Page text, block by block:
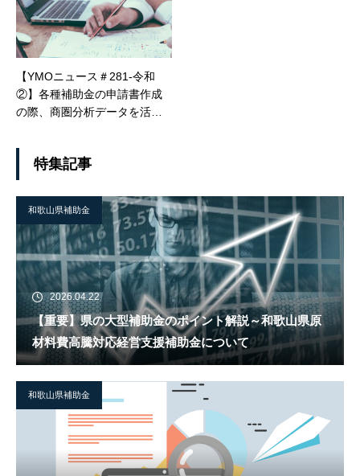
【YMOニュース＃281-令和
②】各種補助金の申請書作成
の際、商圏分析データを活用
場合）
特集記事
和歌山県補助金
2026.04.22
【重要】県の大型補助金のポイント解説～和歌山県原
材料費高騰対応経営支援補助金について
和歌山県補助金